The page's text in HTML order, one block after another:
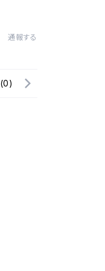
通報する
(0)